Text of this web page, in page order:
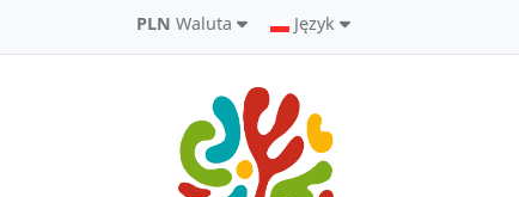
PLN Waluta Język